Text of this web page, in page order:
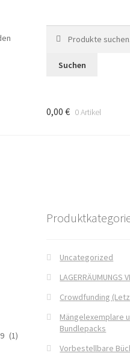
nach:
Suchen
0,00 € 0 Artikel
(1)
Uncategorized
LAGERRÄUMUNGS
Crowdfunding
Mängelexemplare
Bundlepacks
Vorbestellbare